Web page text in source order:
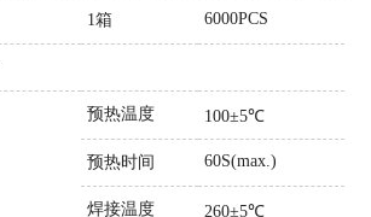
1箱 6000PCS
预热温度 100±5℃
预热时间 60S(max.)
焊接温度 260±5℃